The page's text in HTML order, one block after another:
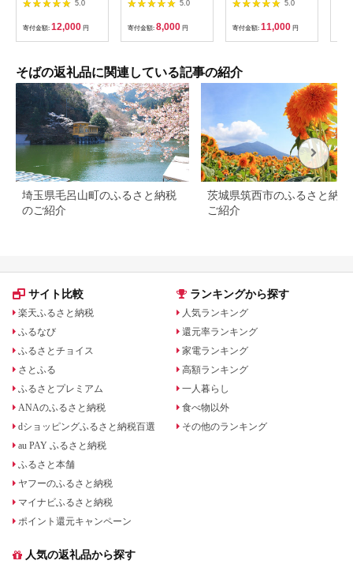
そば【53021】
5.0
寄付金額: 12,000 円
2人前 国産 生 そば 蕎
麦 ギフト 寿多庵
5.0
寄付金額: 8,000 円
5.0
寄付金額: 11,000 円
そばの返礼品に関連している記事の紹介
埼玉県毛呂山町のふるさと納税
のご紹介
茨城県筑西市のふるさと納税
ご紹介
サイト比較
楽天ふるさと納税
ふるなび
ふるさとチョイス
さとふる
ふるさとプレミアム
ANAのふるさと納税
dショッピングふるさと納税百選
au PAY ふるさと納税
ふるさと本舗
ヤフーのふるさと納税
マイナビふるさと納税
ポイント還元キャンペーン
ランキングから探す
人気ランキング
還元率ランキング
家電ランキング
高額ランキング
一人暮らし
食べ物以外
その他のランキング
人気の返礼品から探す